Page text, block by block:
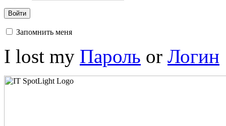
Войти
Запомнить меня
I lost my Пароль or Логин